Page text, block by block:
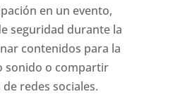
en un evento,
seguridad durante la
contenidos para la
sonido o compartir
redes sociales.